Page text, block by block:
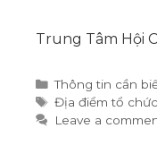
Trung Tâm Hội
Categories
Thông tin cần
Tags
Địa điểm tổ chức
Leave a